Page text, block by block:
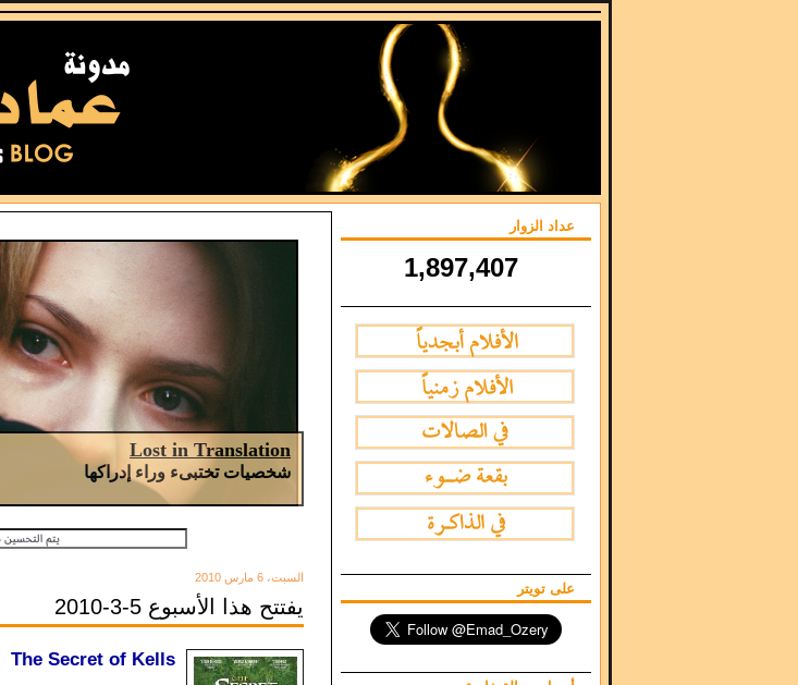
Lost in Translation
شخصيات تختبىء وراء إدراكها
السبت، 6 مارس 2010
يفتتح هذا الأسبوع 5-3-2010
The Secret of Kells
عداد الزوار
1,897,407
على تويتر